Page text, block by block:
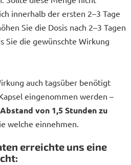
innerhalb der ersten 2–3 Tage
Sie die Dosis nach 2–3 Tagen
Sie die gewünschte Wirkung
auch tagsüber benötigt
eingenommen werden –
von 1,5 Stunden zu
welche einnehmen.
erreichte uns eine